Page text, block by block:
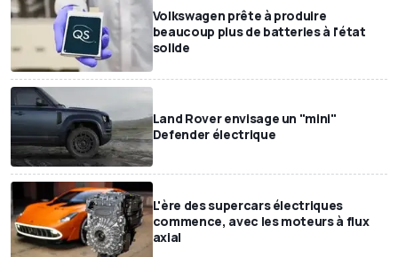
Volkswagen prête à produire
beaucoup plus de batteries à l'état
solide
Land Rover envisage un "mini"
Defender électrique
L'ère des supercars électriques
commence, avec les moteurs à flux
axial